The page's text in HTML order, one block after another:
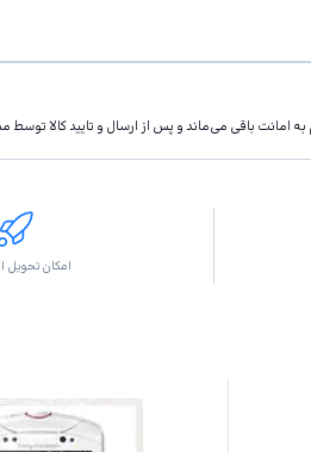
امانت باقى مى‌ماند و پس از ارسال و تاييد كالا
امکان